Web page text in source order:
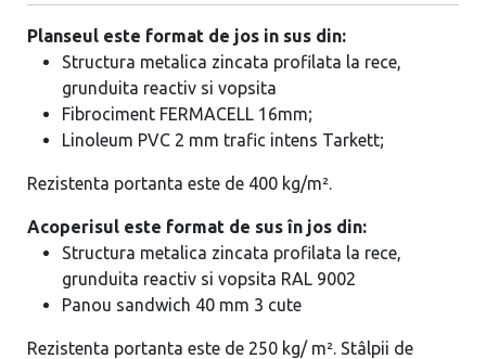
Planseul este format de jos in sus din:
Structura metalica zincata profilata la rece,
grunduita reactiv si vopsita
Fibrociment FERMACELL 16mm;
Linoleum PVC 2 mm trafic intens Tarkett;
Rezistenta portanta este de 400 kg/m².
Acoperisul este format de sus în jos din:
Structura metalica zincata profilata la rece,
grunduita reactiv si vopsita RAL 9002
Panou sandwich 40 mm 3 cute
Rezistenta portanta este de 250 kg/ m². Stâlpii de